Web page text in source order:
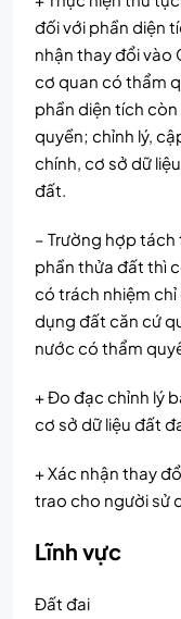
đối với phần diện
nhận thay đổi vào
cơ quan có thẩm
phần diện tích
quyền; chỉnh lý,
chính, cơ sở dữ
đất.
– Trường hợp
phần thửa đất thì
có trách nhiệm
dụng đất căn cứ
nước có thẩm
+ Đo đạc chỉnh lý
cơ sở dữ liệu đất
+ Xác nhận thay
trao cho người sử
Lĩnh vực
Đất đai